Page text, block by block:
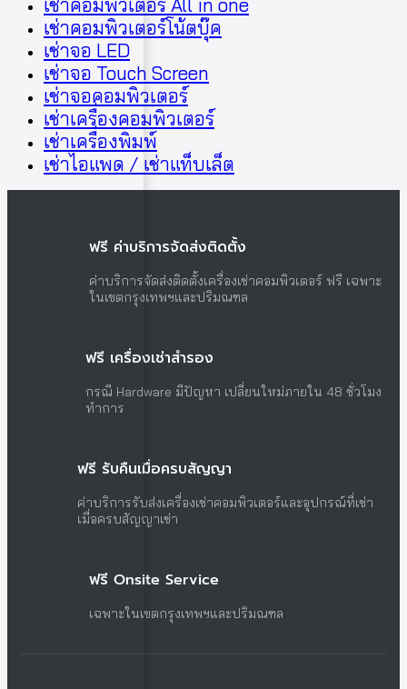
เช่าคอมพิวเตอร์ All in one
เช่าคอมพิวเตอร์โน้ตบุ๊ค
เช่าจอ LED
เช่าจอ Touch Screen
เช่าจอคอมพิวเตอร์
เช่าเครื่องคอมพิวเตอร์
เช่าเครื่องพิมพ์
เช่าไอแพด / เช่าแท็บเล็ต
ฟรี ค่าบริการจัดส่งติดตั้ง
ค่าบริการจัดส่งติดตั้งเครื่องเช่าคอมพิวเตอร์ ฟรี เฉพาะ
ในเขตกรุงเทพฯและปริมณฑล
ฟรี เครื่องเช่าสำรอง
กรณี Hardware มีปัญหา เปลี่ยนใหม่ภายใน 48 ชั่วโมง
ทำการ
ฟรี รับคืนเมื่อครบสัญญา
ค่าบริการรับส่งเครื่องเช่าคอมพิวเตอร์และอุปกรณ์ที่เช่า
เมื่อครบสัญญาเช่า
ฟรี Onsite Service
เฉพาะในเขตกรุงเทพฯและปริมณฑล